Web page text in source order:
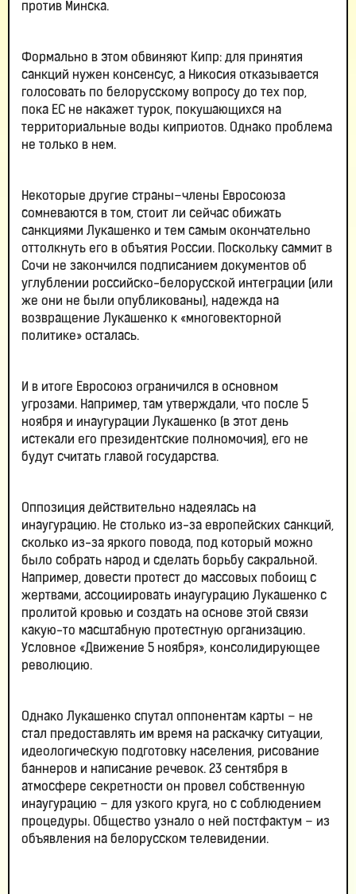
против Минска.
Формально в этом обвиняют Кипр: для принятия
санкций нужен консенсус, а Никосия отказывается
голосовать по белорусскому вопросу до тех пор,
пока ЕС не накажет турок, покушающихся на
территориальные воды киприотов. Однако проблема
не только в нем.
Некоторые другие страны–члены Евросоюза
сомневаются в том, стоит ли сейчас обижать
санкциями Лукашенко и тем самым окончательно
оттолкнуть его в объятия России. Поскольку саммит в
Сочи не закончился подписанием документов об
углублении российско-белорусской интеграции (или
же они не были опубликованы), надежда на
возвращение Лукашенко к «многовекторной
политике» осталась.
И в итоге Евросоюз ограничился в основном
угрозами. Например, там утверждали, что после 5
ноября и инаугурации Лукашенко (в этот день
истекали его президентские полномочия), его не
будут считать главой государства.
Оппозиция действительно надеялась на
инаугурацию. Не столько из-за европейских санкций,
сколько из-за яркого повода, под который можно
было собрать народ и сделать борьбу сакральной.
Например, довести протест до массовых побоищ с
жертвами, ассоциировать инаугурацию Лукашенко с
пролитой кровью и создать на основе этой связи
какую-то масштабную протестную организацию.
Условное «Движение 5 ноября», консолидирующее
революцию.
Однако Лукашенко спутал оппонентам карты – не
стал предоставлять им время на раскачку ситуации,
идеологическую подготовку населения, рисование
баннеров и написание речевок. 23 сентября в
атмосфере секретности он провел собственную
инаугурацию – для узкого круга, но с соблюдением
процедуры. Общество узнало о ней постфактум – из
объявления на белорусском телевидении.